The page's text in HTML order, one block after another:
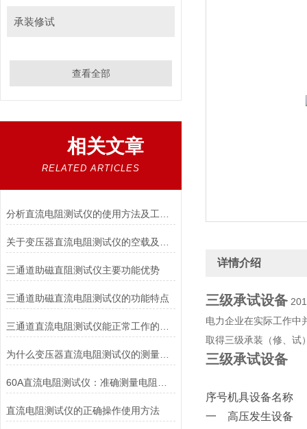
承装修试
查看全部
相关文章
RELATED ARTICLES
三通道助磁直阻测试仪主要功能优势
三通道助磁直流电阻测试仪的功能特点
为什么变压器直流电阻测试仪的测量数值会不稳？
直流电阻测试仪的正确操作使用方法
详情介绍
三级承试设备
电力企业在实际工作中
取得三级承装（修、试
三级承试设备
序号机具设备名称
一
高压发生设备